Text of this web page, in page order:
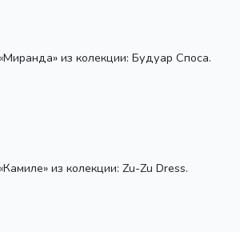
из колекции: Будуар Споса.
из колекции: Zu-Zu Dress.